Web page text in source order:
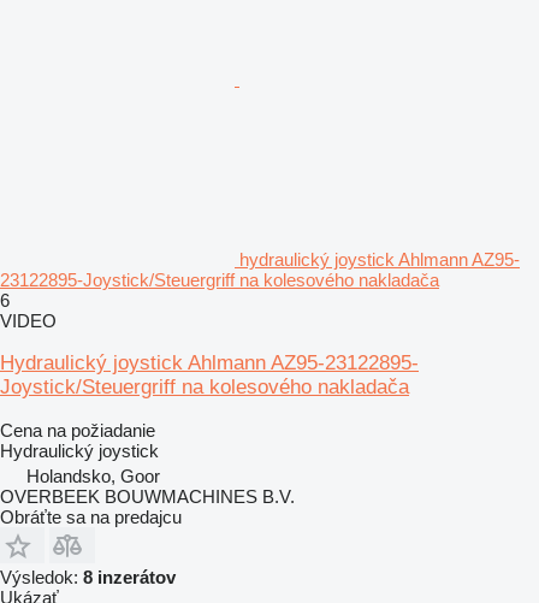
hydraulický joystick Ahlmann AZ95-
23122895-Joystick/Steuergriff na kolesového nakladača
6
VIDEO
Hydraulický joystick Ahlmann AZ95-23122895-
Joystick/Steuergriff na kolesového nakladača
Cena na požiadanie
Hydraulický joystick
Holandsko, Goor
OVERBEEK BOUWMACHINES B.V.
Obráťte sa na predajcu
Výsledok: 8 inzerátov
Ukázať